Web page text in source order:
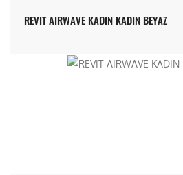
REVIT AIRWAVE KADIN KADIN BEYAZ